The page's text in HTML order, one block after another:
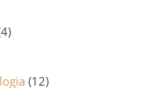
(12)